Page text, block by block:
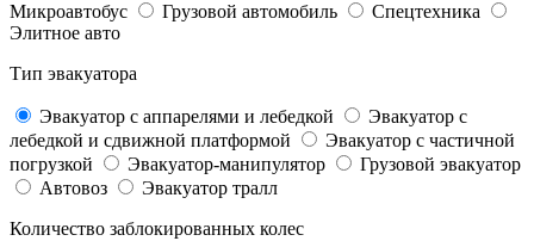
Микроавтобус
Грузовой автомобиль
Спецтехника
Элитное авто
Тип эвакуатора
Эвакуатор с аппарелями и лебедкой
Эвакуатор с
лебедкой и сдвижной платформой
Эвакуатор с частичной
погрузкой
Эвакуатор-манипулятор
Грузовой эвакуатор
Автовоз
Эвакуатор тралл
Количество заблокированных колес